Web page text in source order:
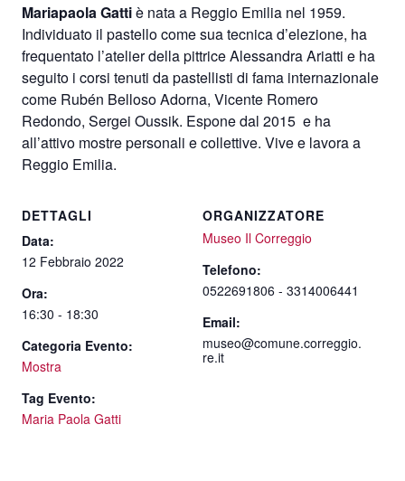
Mariapaola Gattiè nata a Reggio Emilia nel 1959.
Individuato il pastello come sua tecnica d’elezione, ha
frequentato l’atelier della pittrice Alessandra Ariatti e ha
seguito i corsi tenuti da pastellisti di fama internazionale
come Rubén Belloso Adorna, Vicente Romero
Redondo, Sergei Oussik. Espone dal 2015 e ha
all’attivo mostre personali e collettive. Vive e lavora a
Reggio Emilia.
DETTAGLI
Data:
12 Febbraio 2022
Ora:
16:30 - 18:30
Categoria Evento:
Mostra
Tag Evento:
Maria Paola Gatti
ORGANIZZATORE
Museo Il Correggio
Telefono:
0522691806 - 3314006441
Email:
museo@comune.correggio.
re.it